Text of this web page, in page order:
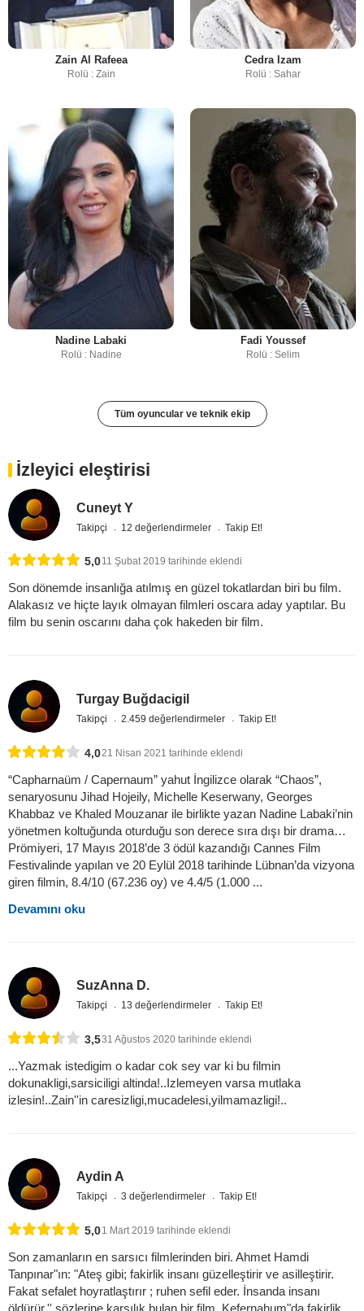
Zain Al Rafeea
Rolü : Zain
Cedra Izam
Rolü : Sahar
Nadine Labaki
Rolü : Nadine
Fadi Youssef
Rolü : Selim
Tüm oyuncular ve teknik ekip
İzleyici eleştirisi
Cuneyt Y
Takipçi 12 değerlendirmeler Takip Et!
5,011 Şubat 2019 tarihinde eklendi
Son dönemde insanlığa atılmış en güzel tokatlardan biri bu film.
Alakasız ve hiçte layık olmayan filmleri oscara aday yaptılar. Bu
film bu senin oscarını daha çok hakeden bir film.
Turgay Buğdacigil
Takipçi 2.459 değerlendirmeler Takip Et!
4,021 Nisan 2021 tarihinde eklendi
“Capharnaüm / Capernaum” yahut İngilizce olarak “Chaos”,
senaryosunu Jihad Hojeily, Michelle Keserwany, Georges
Khabbaz ve Khaled Mouzanar ile birlikte yazan Nadine Labaki’nin
yönetmen koltuğunda oturduğu son derece sıra dışı bir drama…
Prömiyeri, 17 Mayıs 2018’de 3 ödül kazandığı Cannes Film
Festivalinde yapılan ve 20 Eylül 2018 tarihinde Lübnan’da vizyona
giren filmin, 8.4/10 (67.236 oy) ve 4.4/5 (1.000 ...
Devamını oku
SuzAnna D.
Takipçi 13 değerlendirmeler Takip Et!
3,531 Ağustos 2020 tarihinde eklendi
...Yazmak istedigim o kadar cok sey var ki bu filmin
dokunakligi,sarsiciligi altinda!..Izlemeyen varsa mutlaka
izlesin!..Zain''in caresizligi,mucadelesi,yilmamazligi!..
Aydin A
Takipçi 3 değerlendirmeler Takip Et!
5,01 Mart 2019 tarihinde eklendi
Son zamanların en sarsıcı filmlerinden biri. Ahmet Hamdi
Tanpınar"ın: "Ateş gibi; fakirlik insanı güzelleştirir ve asilleştirir.
Fakat sefalet hoyratlaştırır ; ruhen sefil eder. İnsanda insanı
öldürür.'' sözlerine karşılık bulan bir film. Kefernahum"da fakirlik